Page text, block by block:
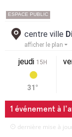
ESPACE PUBLIC
centre ville
afficher le plan
jeudi 15H
31°
1 événement à
dernière mise à